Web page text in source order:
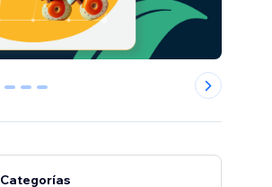
2 3 4
Categorías